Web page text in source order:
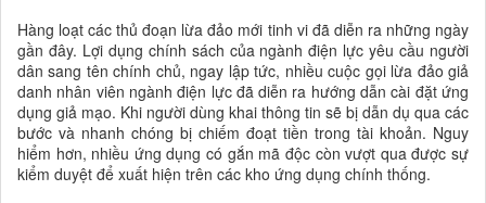
Hàng loạt các thủ đoạn lừa đảo mới tinh vi đã diễn ra những ngày
gần đây. Lợi dụng chính sách của ngành điện lực yêu cầu người
dân sang tên chính chủ, ngay lập tức, nhiều cuộc gọi lừa đảo giả
danh nhân viên ngành điện lực đã diễn ra hướng dẫn cài đặt ứng
dụng giả mạo. Khi người dùng khai thông tin sẽ bị dẫn dụ qua các
bước và nhanh chóng bị chiếm đoạt tiền trong tài khoản. Nguy
hiểm hơn, nhiều ứng dụng có gắn mã độc còn vượt qua được sự
kiểm duyệt để xuất hiện trên các kho ứng dụng chính thống.